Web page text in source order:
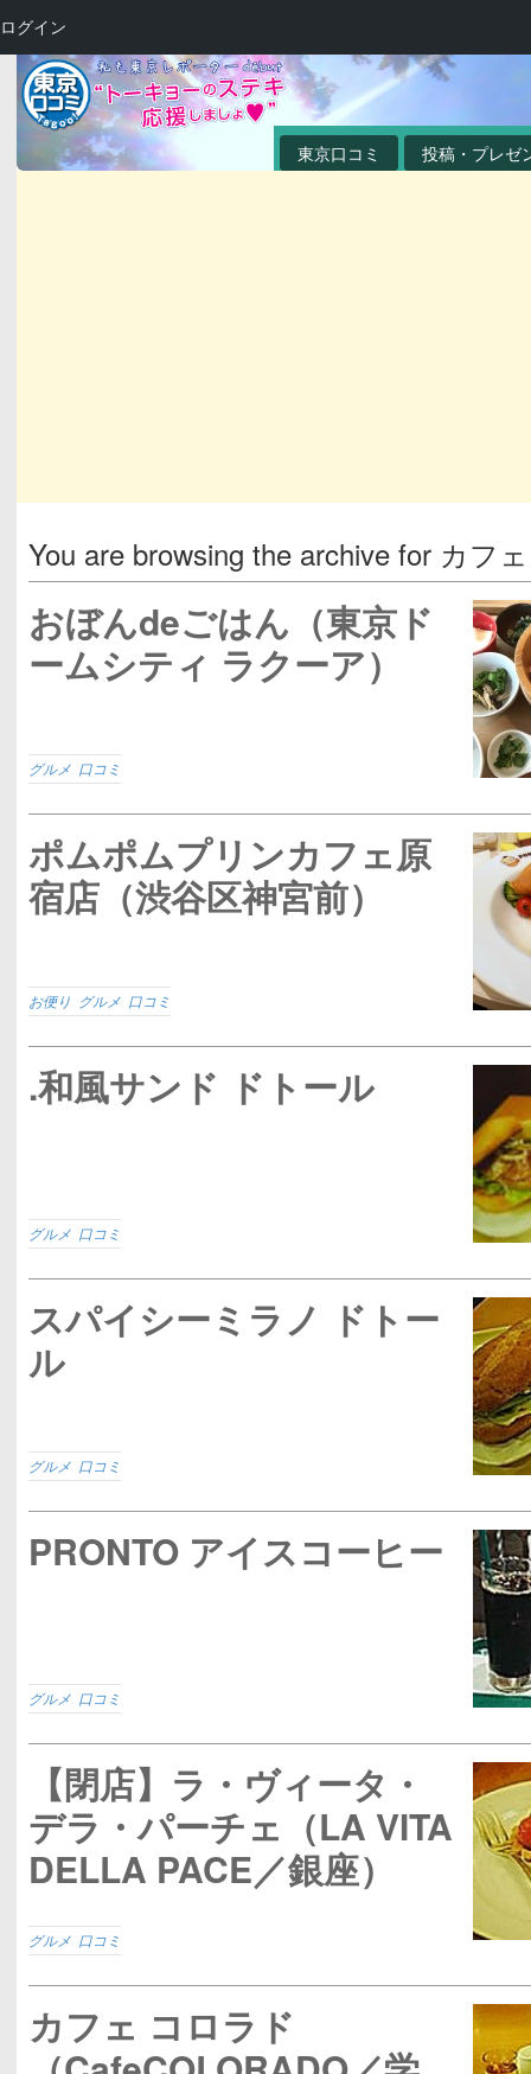
東京口コミ 投稿・プレゼ
You are browsing the archive for カフ
おぼんdeごはん（東京ド
ームシティ ラクーア）
グルメ 口コミ
ポムポムプリンカフェ原
宿店（渋谷区神宮前）
お便り グルメ 口コミ
.和風サンド ドトール
グルメ 口コミ
スパイシーミラノ ドトー
ル
グルメ 口コミ
PRONTO アイスコーヒー
グルメ 口コミ
【閉店】ラ・ヴィータ・
デラ・パーチェ（LA VITA
DELLA PACE／銀座）
グルメ 口コミ
カフェ コロラド
ログイン